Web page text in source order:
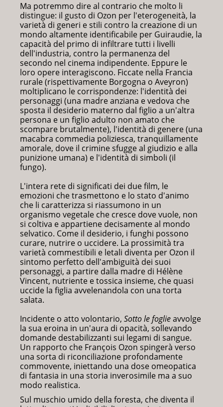
Ma potremmo dire al contrario che molto li
distingue: il gusto di Ozon per l'eterogeneità, la
varietà di generi e stili contro la creazione di un
mondo altamente identificabile per Guiraudie, la
capacità del primo di infiltrare tutti i livelli
dell'industria, contro la permanenza del
secondo nel cinema indipendente. Eppure le
loro opere interagiscono. Ficcate nella Francia
rurale (rispettivamente Borgogna o Aveyron)
moltiplicano le corrispondenze: l'identità dei
personaggi (una madre anziana e vedova che
sposta il desiderio materno dal figlio a un'altra
persona e un figlio adulto non amato che
scompare brutalmente), l'identità di genere (una
macabra commedia poliziesca, tranquillamente
amorale, dove il crimine sfugge al giudizio e alla
punizione umana) e l'identità di simboli (il
fungo).
L'intera rete di significati dei due film, le
emozioni che trasmettono e lo stato d'animo
che li caratterizza si riassumono in un
organismo vegetale che cresce dove vuole, non
si coltiva e appartiene decisamente al mondo
selvatico. Come il desiderio, i funghi possono
curare, nutrire o uccidere. La prossimità tra
varietà commestibili e letali diventa per Ozon il
sintomo perfetto dell'ambiguità dei suoi
personaggi, a partire dalla madre di Hélène
Vincent, nutriente e tossica insieme, che quasi
uccide la figlia avvelenandola con una torta
salata.
Incidente o atto volontario, Sotto le foglieavvolge
la sua eroina in un'aura di opacità, sollevando
domande destabilizzanti sui legami di sangue.
Un rapporto che François Ozon spingerà verso
una sorta di riconciliazione profondamente
commovente, iniettando una dose omeopatica
di fantasia in una storia inverosimile ma a suo
modo realistica.
Sul muschio umido della foresta, che diventa il